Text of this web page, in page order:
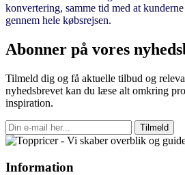
konvertering, samme tid med at
gennem hele købsrejsen.
Abonner på vores
Tilmeld dig og få aktuelle tilbud og
nyhedsbrevet kan du læse alt omkring
inspiration.
Tilmeld
Information